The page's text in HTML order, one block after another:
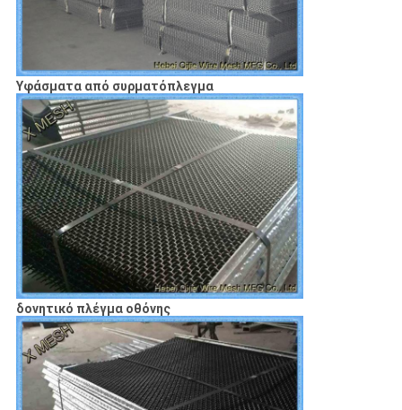
Υφάσματα από συρματόπλεγμα
δονητικό πλέγμα οθόνης